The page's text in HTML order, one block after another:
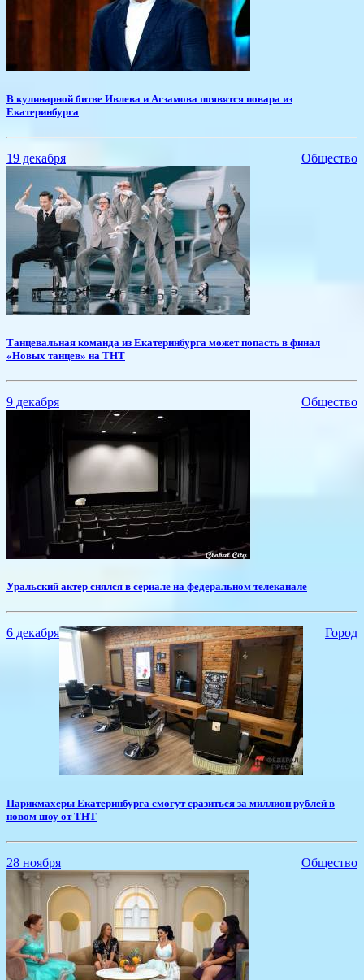
В кулинарной битве Ивлева и Агзамова появятся повара из
Екатеринбурга
19 декабря Общество
Танцевальная команда из Екатеринбурга может попасть в финал
«Новых танцев» на ТНТ
9 декабря Общество
​Уральский актер снялся в сериале на федеральном телеканале
6 декабря Город
Парикмахеры Екатеринбурга смогут сразиться за миллион рублей в
новом шоу от ТНТ
28 ноября Общество